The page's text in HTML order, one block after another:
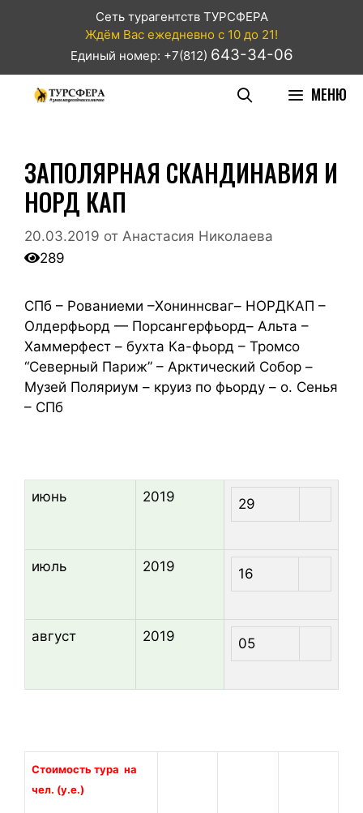
Сеть турагентств ТУРСФЕРА
Ждём Вас ежедневно с 10 до 21!
Единый номер: +7(812) 643-34-06
МЕНЮ
ЗАПОЛЯРНАЯ СКАНДИНАВИЯ И
НОРД КАП
20.03.2019 от Анастасия Николаева
289
СПб – Рованиеми –Хониннсваг– НОРДКАП –
Олдерфьорд — Порсангерфьорд– Альта –
Хаммерфест – бухта Ка-фьорд – Тромсо
“Северный Париж” – Арктический Собор –
Музей Поляриум – круиз по фьорду – о. Сенья
– СПб
июнь 2019 29
июль 2019 16
август 2019 05
Стоимость тура на
чел. (у.е.)